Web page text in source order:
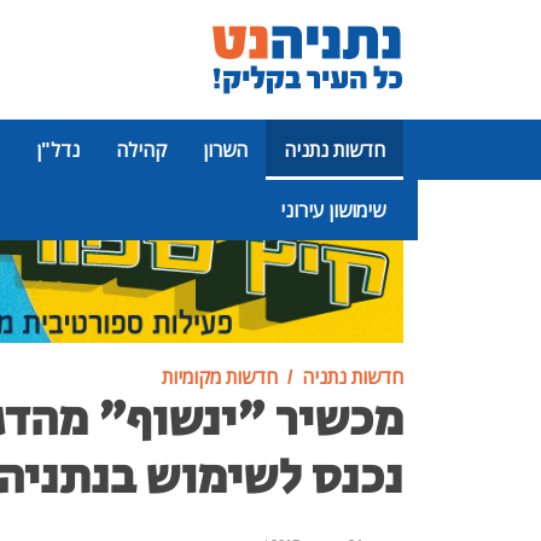
חדשות נתניה השרון קהילה נדל"ן
שימושון עירוני
פרסומת
חדשות נתניה חדשות מקומיות
מכשיר "ינשוף"
נכנס לשימוש